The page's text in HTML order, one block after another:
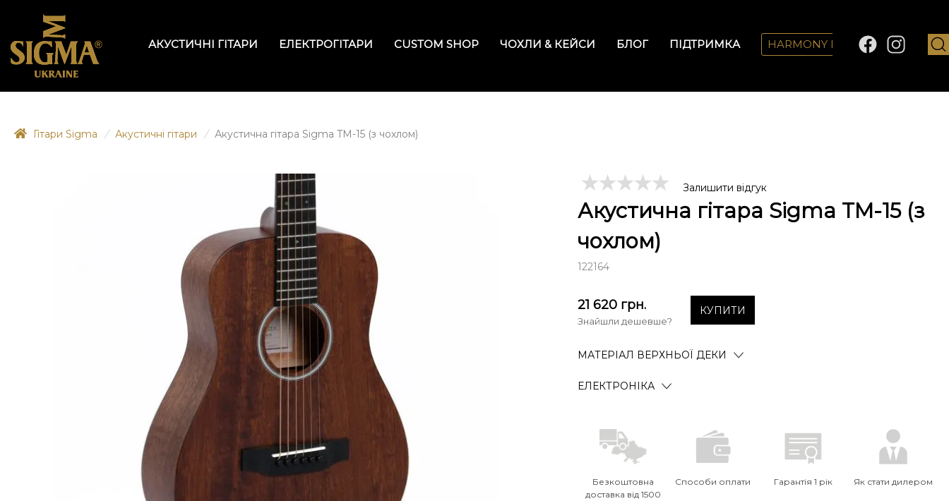
АКУСТИЧНІ ГІТАРИ ЕЛЕКТРОГІТАРИ CUSTOM SHOP ЧОХЛИ & КЕЙСИ БЛОГ ПІДТРИМКА HARMONY LAB
Гітари Sigma / Акустичні гітари / Акустична гітара Sigma TM-15 (з чохлом)
Залишити відгук
Акустична гітара Sigma TM-15 (з
чохлом)
122164
21 620 грн.
Знайшли дешевше?
КУПИТИ
МАТЕРІАЛ ВЕРХНЬОЇ ДЕКИ
ЕЛЕКТРОНІКА
Безкоштовна
доставка від 1500
Способи оплати Гарантія 1 рік Як стати дилером